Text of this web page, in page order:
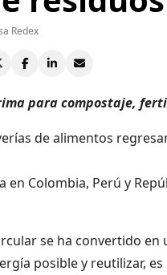
Redex
para compostaje,
de alimentos
en Colombia, Perú y
se ha convertido
posible y reutilizar,